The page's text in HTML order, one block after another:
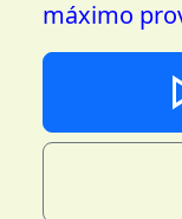
máximo